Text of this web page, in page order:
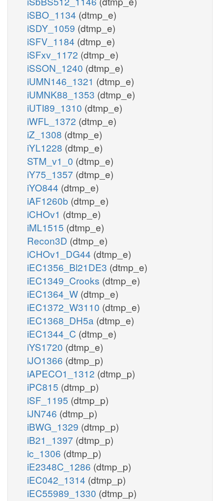
iSBO_1134 (dtmp_e)
iSDY_1059 (dtmp_e)
iSFV_1184 (dtmp_e)
iSFxv_1172 (dtmp_e)
iSSON_1240 (dtmp_e)
iUMN146_1321 (dtmp_e)
iUMNK88_1353 (dtmp_e)
iUTI89_1310 (dtmp_e)
iWFL_1372 (dtmp_e)
iZ_1308 (dtmp_e)
iYL1228 (dtmp_e)
STM_v1_0 (dtmp_e)
iY75_1357 (dtmp_e)
iYO844 (dtmp_e)
iAF1260b (dtmp_e)
iCHOv1 (dtmp_e)
iML1515 (dtmp_e)
Recon3D (dtmp_e)
iCHOv1_DG44 (dtmp_e)
iEC1356_Bl21DE3 (dtmp_e)
iEC1349_Crooks (dtmp_e)
iEC1364_W (dtmp_e)
iEC1372_W3110 (dtmp_e)
iEC1368_DH5a (dtmp_e)
iEC1344_C (dtmp_e)
iYS1720 (dtmp_e)
iJO1366 (dtmp_p)
iAPECO1_1312 (dtmp_p)
iPC815 (dtmp_p)
iSF_1195 (dtmp_p)
iJN746 (dtmp_p)
iBWG_1329 (dtmp_p)
iB21_1397 (dtmp_p)
ic_1306 (dtmp_p)
iE2348C_1286 (dtmp_p)
iEC042_1314 (dtmp_p)
iEC55989_1330 (dtmp_p)